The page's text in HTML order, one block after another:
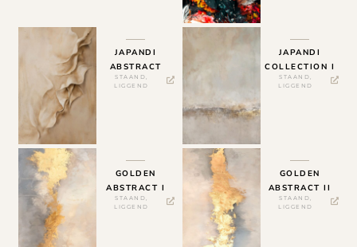
JAPANDI
ABSTRACT
STAAND,
LIGGEND
JAPANDI
COLLECTION I
STAAND,
LIGGEND
GOLDEN
ABSTRACT I
STAAND,
LIGGEND
GOLDEN
ABSTRACT II
STAAND,
LIGGEND